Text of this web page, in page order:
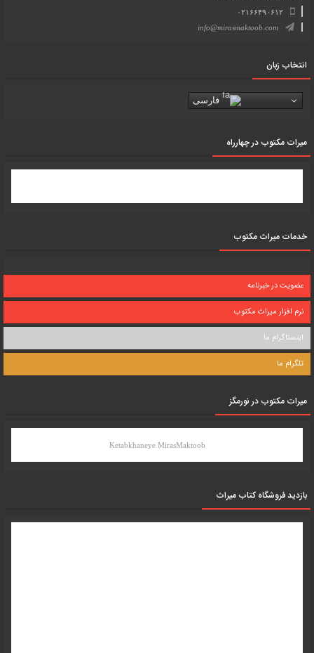
۰۲۱۶۶۴۹۰۶۱۲
info@mirasmaktoob.com
انتخاب زبان
فارسی
میرات مکتوب در چهارراه
خدمات میراث مکتوب
عضویت در خبرنامه
نرم افزار میراث مکتوب
اینستاگرام ما
تلگرام ما
میرات مکتوب در نورمگز
Ketabkhaneye MirasMaktoob
بازدید فروشگاه کتاب میراث